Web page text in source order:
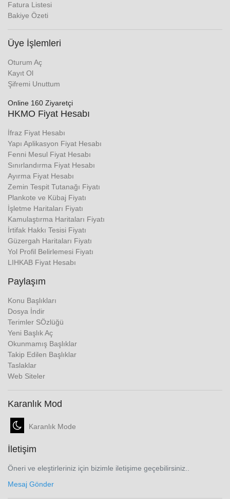
Fatura Listesi
Bakiye Özeti
Üye İşlemleri
Oturum Aç
Kayıt Ol
Şifremi Unuttum
Online 160 Ziyaretçi
HKMO Fiyat Hesabı
İfraz Fiyat Hesabı
Yapı Aplikasyon Fiyat Hesabı
Fenni Mesul Fiyat Hesabı
Sınırlandırma Fiyat Hesabı
Ayırma Fiyat Hesabı
Zemin Tespit Tutanağı Fiyatı
Plankote ve Kübaj Fiyatı
İşletme Haritaları Fiyatı
Kamulaştırma Haritaları Fiyatı
İrtifak Hakkı Tesisi Fiyatı
Güzergah Haritaları Fiyatı
Yol Profil Belirlemesi Fiyatı
LIHKAB Fiyat Hesabı
Paylaşım
Konu Başlıkları
Dosya İndir
Terimler SÖzlüğü
Yeni Başlık Aç
Okunmamış Başlıklar
Takip Edilen Başlıklar
Taslaklar
Web Siteler
Karanlık Mod
Karanlık Mode
İletişim
Öneri ve eleştirleriniz için bizimle iletişime geçebilirsiniz..
Mesaj Gönder